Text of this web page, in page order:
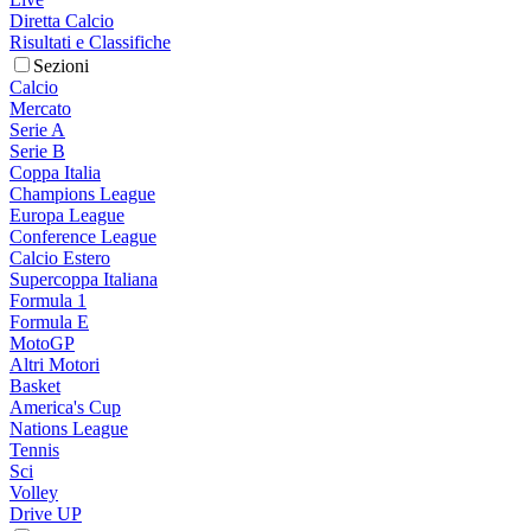
Diretta Calcio
Risultati e Classifiche
Sezioni
Calcio
Mercato
Serie A
Serie B
Coppa Italia
Champions League
Europa League
Conference League
Calcio Estero
Supercoppa Italiana
Formula 1
Formula E
MotoGP
Altri Motori
Basket
America's Cup
Nations League
Tennis
Sci
Volley
Drive UP